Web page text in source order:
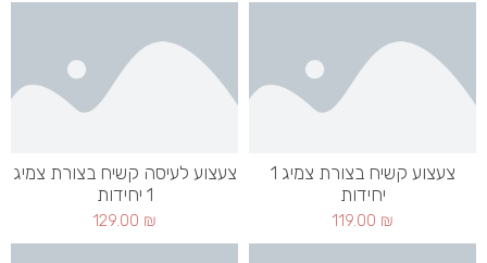
צעצוע קשיח בצורת צמיג 1
יחידות
119.00 ₪
צעצוע לעיסה קשיח בצורת צמיג
1 יחידות
129.00 ₪